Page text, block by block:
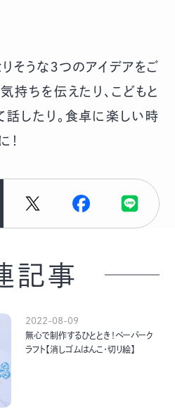
そうな３つのアイデアをご
持ちを伝えたり、こどもと
したり。食卓に楽しい時
！
記事
2022-08-09
無心で制作するひととき！ペーパーク
ラフト【消しゴムはんこ・切り絵】